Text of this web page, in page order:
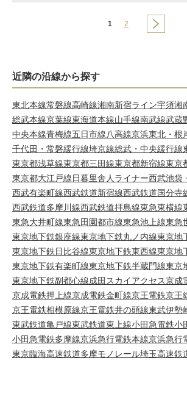
1 2
近隣の沿線から探す
東北本線常磐線高崎線湘南新宿ライン宇須湘
総武本線京葉線東海道本線山手線南武線武蔵
中央本線青梅線五日市線八高線京浜東北・根
千代田・常磐緩行線埼京線総武・中央緩行線
東京都浅草線東京都三田線東京都新宿線東京
東京都大江戸線日暮里舎人ライナー西武池袋
西武有楽町線西武鉄道新宿線西武鉄道国分寺
西武鉄道多摩川線西武鉄道拝島線東急東横線
東急大井町線東急田園都市線東急池上線東急
東京地下鉄銀座線東京地下鉄丸ノ内線東京地
東京地下鉄日比谷線東京地下鉄東西線東京地
東京地下鉄有楽町線東京地下鉄半蔵門線東京
東京地下鉄副都心線成田スカイアクセス京成
京成電鉄押上線京成電鉄金町線京王電鉄京王
京王電鉄相模原線京王電鉄井の頭線東武伊勢
東武鉄道亀戸線東武鉄道東上線小田急電鉄小
小田急電鉄多摩線京浜急行電鉄本線京浜急行
東京臨海高速鉄道多摩モノレール埼玉高速鉄